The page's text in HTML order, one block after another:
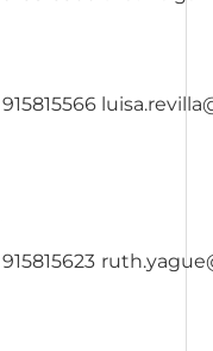
915815566
915815623